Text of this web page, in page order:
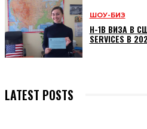
ШОУ-БИЗ
H-1B ВИЗА В
SERVICES В
LATEST POSTS